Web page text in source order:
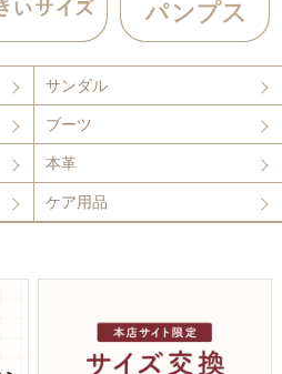
サンダル
ブーツ
本革
ケア用品